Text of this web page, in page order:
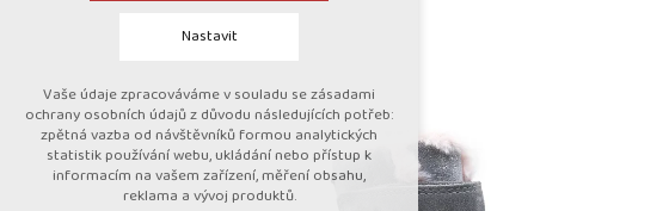
Nastavit
Technická cookies
nutná pro provozování webu
udržení kontextu stránek (session):
případná přihlášení, volby jazyka, apod.
Vaše údaje zpracováváme v souladu se zásadami
ochrany osobních údajů z důvodu následujících potřeb:
zpětná vazba od návštěvníků formou analytických
statistik používání webu, ukládání nebo přístup k
informacím na vašem zařízení, měření obsahu,
reklama a vývoj produktů.